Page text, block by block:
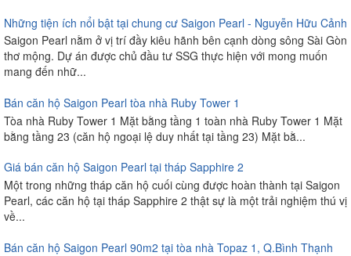
Những tiện ích nổi bật tại chung cư Saigon Pearl - Nguyễn Hữu Cảnh
Saigon Pearl nằm ở vị trí đầy kiêu hãnh bên cạnh dòng sông Sài Gòn
thơ mộng. Dự án được chủ đầu tư SSG thực hiện với mong muốn
mang đến nhữ...
Bán căn hộ Saigon Pearl tòa nhà Ruby Tower 1
Tòa nhà Ruby Tower 1 Mặt bằng tầng 1 toàn nhà Ruby Tower 1 Mặt
bằng tầng 23 (căn hộ ngoại lệ duy nhất tại tầng 23) Mặt bằ...
Giá bán căn hộ Saigon Pearl tại tháp Sapphire 2
Một trong những tháp căn hộ cuối cùng được hoàn thành tại Saigon
Pearl, các căn hộ tại tháp Sapphire 2 thật sự là một trải nghiệm thú vị
về...
Bán căn hộ Saigon Pearl 90m2 tại tòa nhà Topaz 1, Q.Bình Thạnh